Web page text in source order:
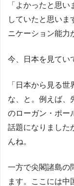
「よかったと思
していたと思い
ニケーション能
今、日本を見てい
「日本から見る
な、と。例えば、
のローガン・ポー
話題になりました
んね。
一方で尖閣諸島の
ます。ここには中